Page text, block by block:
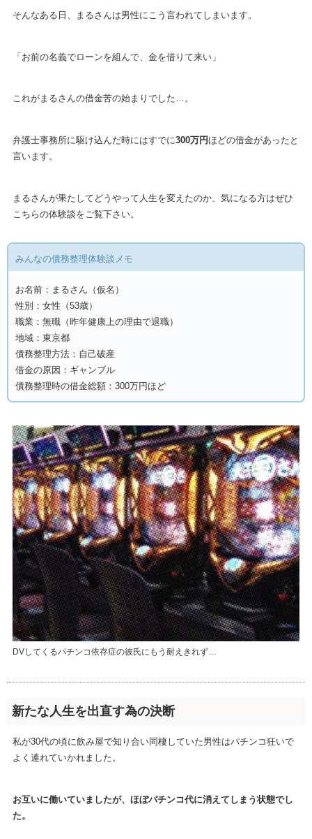
そんなある日、まるさんは男性にこう言われてしまいます。
「お前の名義でローンを組んで、金を借りて来い」
これがまるさんの借金苦の始まりでした…。
弁護士事務所に駆け込んだ時にはすでに300万円ほどの借金があったと
言います。
まるさんが果たしてどうやって人生を変えたのか、気になる方はぜひ
こちらの体験談をご覧下さい。
みんなの債務整理体験談メモ
お名前：まるさん（仮名）
性別：女性（53歳）
職業：無職（昨年健康上の理由で退職）
地域：東京都
債務整理方法：自己破産
借金の原因：ギャンブル
債務整理時の借金総額：300万円ほど
DVしてくるパチンコ依存症の彼氏にもう耐えきれず…
新たな人生を出直す為の決断
私が30代の頃に飲み屋で知り合い同棲していた男性はパチンコ狂いで
よく連れていかれました。
お互いに働いていましたが、ほぼパチンコ代に消えてしまう状態でし
た。